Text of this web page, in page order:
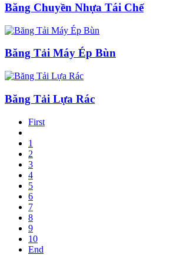
Băng Chuyền Nhựa Tái Chế
Băng Tải Máy Ép Bùn
Băng Tải Lựa Rác
First
1
2
3
4
5
6
7
8
9
10
End